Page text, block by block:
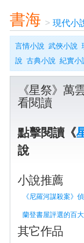
書海 > 現代小
言情小說 武俠小說
說 古典小說 紀實小
《星祭》萬
看閱讀
點擊閱讀《
說
小說推薦
《尼羅河謀殺案》
蘭登書屋評選的百
其它作品